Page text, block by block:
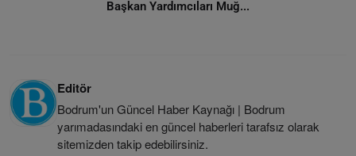
Başkan Yardımcıları Muğ...
Editör
Bodrum'un Güncel Haber Kaynağı | Bodrum
yarımadasındaki en güncel haberleri tarafsız olarak
sitemizden takip edebilirsiniz.